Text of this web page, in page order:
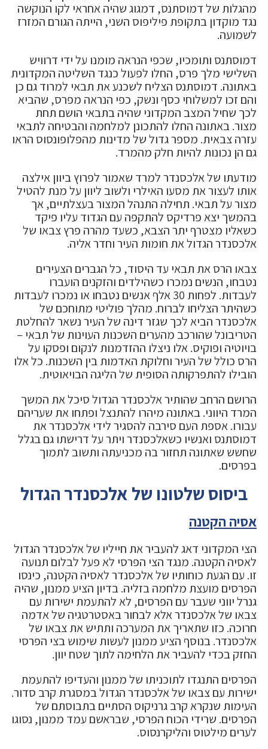
מהגלות של דמוסתנס, דמגוג שהיה אחראי לקו הנוקשה
נגד מוקדון בתקופת פיליפוס השני, הייתה הגורם המזרז
לשמועה.
דמוסתנס ותומכיו, שכפי הנראה מומנו על ידי דרוויש
השלישי מלך פרס, החלו לפעול כנגד השליטה המקדונית
באתונה. דמוסתנס הצליח לשכנע את תבאי למרוד גם כן
והם זכו למשלוחי כסף ונשק, כפי הנראה מפרס, שהביא
לכך שחיל המצב המקדוני שהיה בתבאי הושם תחת
מצור. באתונה החלו להתכונן למלחמה והבטיחה לתבאי
עזרה צבאית. מספר גדול של מדינות מהפלופונסוס הראו
גם הן נכונות להיות חלק מהמרד.
מודעתו של אלכסנדר למרד שאמור לפרוץ ביוון אילצה
אותו לעצור את מסעו האילרי ולשוב ליוון על מנת להטיל
מצור על תבאי. תחילה התנהל המצור בעצלתיים, אך
בהמשך יצא פרדיקס להתקפה עם הגדוד עליו פיקד
כשאליו מצטרף יתר הצבא, כשעד מהרה פרץ צבאו של
אלכסנדר הגדול את חומות העיר וחדר אליה.
צבאו הרס את תבאי עד היסוד, כל הגברים הצעירים
נטבחו, הנשים נמכרו כשהילדים והזקנים הועברו
לעבדות. לפחות 30 אלף אנשים נטבחו או נמכרו לעבדות
כשהיתר הצליחו לברוח. מהלך פוליטי מתוחכם של
אלכסנדר הביא לכך שגזר דינה של העיר נשאר להחלטת
הטריבונל שהורכב מהערים השכנות העוינות של תבאי –
בויוטיה ופוקיס. אלו ניצלו ההזדמנות לנקום ופסקו על
הרס כולל של העיר וחלוקת האדמות בין השכנות. כל אלו
הובילו להתפרקותה הסופית של הליגה הבויאוטית.
הרושם הרחב שהותיר אלכסנדר הגדול סיכל את המשך
המרד היווני. באתונה מיהרו להתנצל ופתחו את שעריהם
עבורו. אספת העם סירבה להסגיר לידי אלכסנדר את
דמוסתנס ואנשיו כשאלכסנדר ויתר על דרישתו גם בגלל
שחשש שאתונה תחזור בה מכניעתה ותשוב לתמוך
בפרסים.
ביסוס שלטונו של אלכסנדר הגדול
אסיה הקטנה
הצי המקדוני דאג להעביר את חייליו של אלכסנדר הגדול
לאסיה הקטנה. מנגד הצי הפרסי לא פעל לבלום תנועה
זו. עם הגעת כוחותיו של אלכסנדר לאסיה הקטנה, כינסו
הפרסים מועצת מלחמה בזליה. בדיון הציע ממנון, שהיה
גנרל יווני שעבר עם הפרסים, לא להתעמת ישירות עם
צבאו של אלכסנדר אלא לבחור באסטרטגיה של אדמה
חרוכה. כזו שתאריך את המערכה ותתיש את צבאו של
אלכסנדר. בנוסף הציע ממנון לעשות שימוש בצי הפרסי
החזק בכדי להעביר את הלחימה לתוך שטח יוון.
הפרסים התנגדו לתוכניתו של ממנון והעדיפו להתעמת
ישירות עם צבאו של אלכסנדר הגדול במסגרת קרב סדור.
העימות שנקרא קרב גרניקוס הסתיים בתבוסתם של
הפרסים. שרידי הכוח הפרסי, שבראשם עמד ממנון, נסוגו
לערים מילטוס והליקרנסוס.